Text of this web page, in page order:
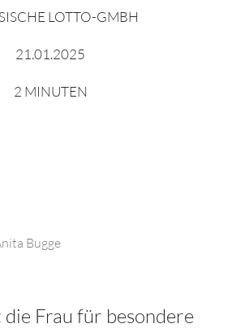
LOTTO-GMBH
21.01.2025
2 MINUTEN
Bugge
Frau für besondere